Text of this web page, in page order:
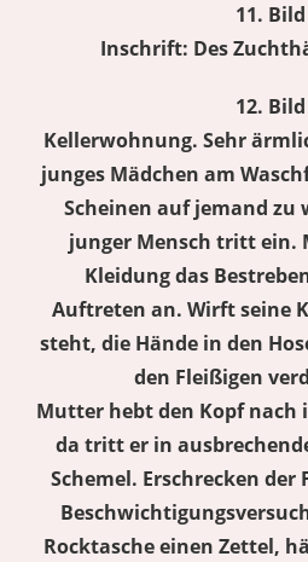
11. Bild
Inschrift: Des
12. Bild
Kellerwohnung. Sehr
junges Mädchen am
Scheinen auf jemand zu
junger Mensch tritt ein.
Kleidung das
Auftreten an. Wirft seine
steht, die Hände in den
den Fleißigen
Mutter hebt den Kopf
da tritt er in
Schemel. Erschrecken der
Rocktasche einen Zettel,